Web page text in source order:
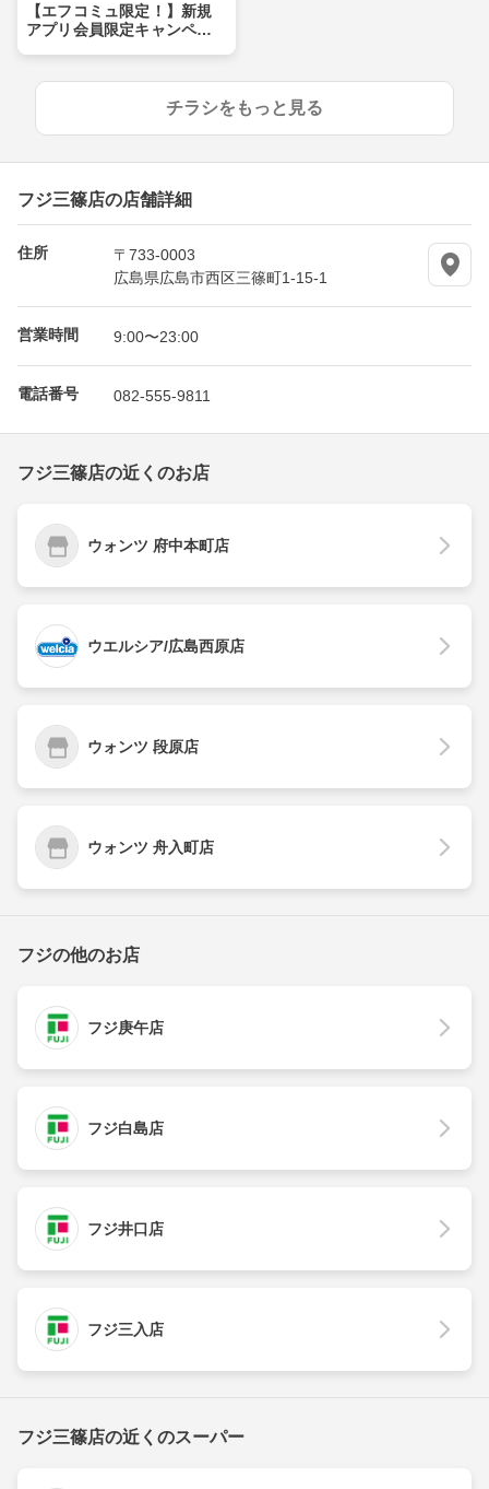
【エフコミュ限定！】新規
アプリ会員限定キャンペー
チラシをもっと見る
フジ三篠店の店舗詳細
住所
〒733-0003
広島県広島市西区三篠町1-15-1
営業時間 9:00〜23:00
電話番号 082-555-9811
フジ三篠店の近くのお店
ウォンツ 府中本町店
ウエルシア/広島西原店
ウォンツ 段原店
ウォンツ 舟入町店
フジの他のお店
フジ庚午店
フジ白島店
フジ井口店
フジ三入店
フジ三篠店の近くのスーパー